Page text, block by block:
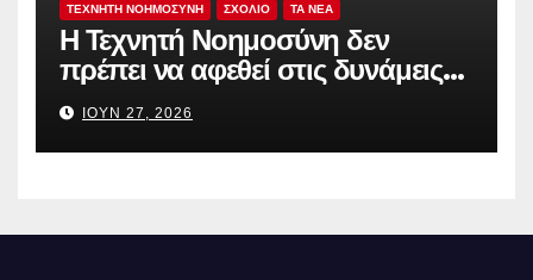
ΤΕΧΝΗΤΗ ΝΟΗΜΟΣΥΝΗ ΣΧΟΛΙΟ TA NEA
Η Τεχνητή Νοημοσύνη δεν
πρέπει να αφεθεί στις δυνάμεις
της αγοράς
ΙΟΎΝ 27, 2026